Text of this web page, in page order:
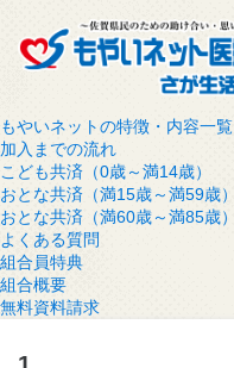
もやいネットの特徴・内容一覧
加入までの流れ
こども共済（0歳～満14歳）
おとな共済（満15歳～満59歳）
おとな共済（満60歳～満85歳）
よくある質問
組合員特典
組合概要
無料資料請求